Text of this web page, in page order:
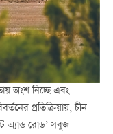
অংশ নিচ্ছে এবং
প্রতিক্রিয়ায়, চীন
অ্যান্ড রোড’ সবুজ